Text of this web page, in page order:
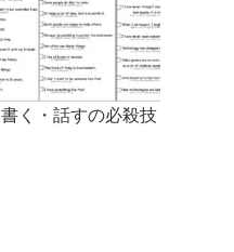
書く・話すの必殺技